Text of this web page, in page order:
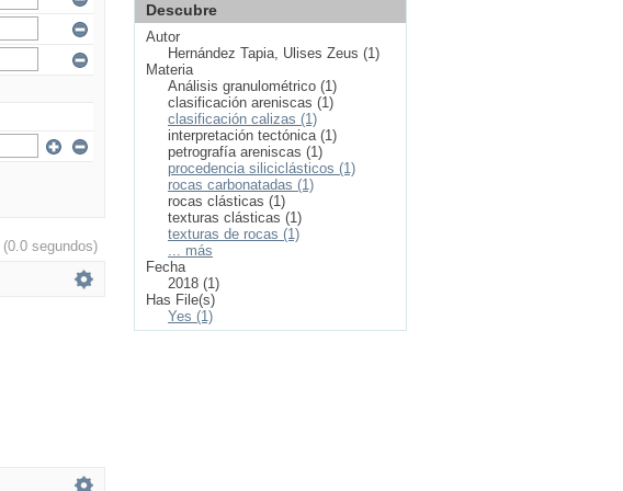
(0.0 segundos)
Descubre
Autor
Hernández Tapia, Ulises Zeus (1)
Materia
Análisis granulométrico (1)
clasificación areniscas (1)
clasificación calizas (1)
interpretación tectónica (1)
petrografía areniscas (1)
procedencia siliciclásticos (1)
rocas carbonatadas (1)
rocas clásticas (1)
texturas clásticas (1)
texturas de rocas (1)
... más
Fecha
2018 (1)
Has File(s)
Yes (1)